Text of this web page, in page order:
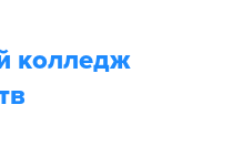
колледж